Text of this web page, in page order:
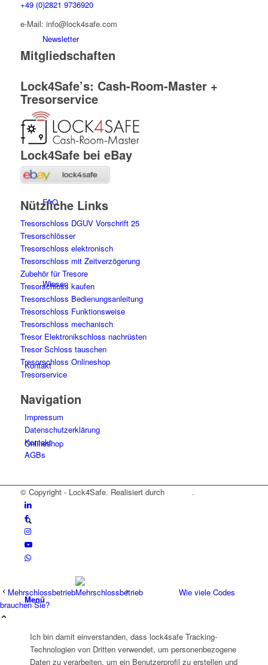
Newsletter
News
FAQ
Wissen
Kontakt
Onlineshop
Menü
+49 (0)2821 9736920
e-Mail: info@lock4safe.com
Mitgliedschaften
Lock4Safe’s: Cash-Room-Master +
Tresorservice
Lock4Safe bei eBay
Nützliche Links
Tresorschloss DGUV Vorschrift 25
Tresorschlösser
Tresorschloss elektronisch
Tresorschloss mit Zeitverzögerung
Zubehör für Tresore
Tresorschloss kaufen
Tresorschloss Bedienungsanleitung
Tresorschloss Funktionsweise
Tresorschloss mechanisch
Tresor Elektronikschloss nachrüsten
Tresor Schloss tauschen
Tresorschloss Onlineshop
Tresorservice
Navigation
Impressum
Datenschutzerklärung
Kontakt
AGBs
© Copyright - Lock4Safe. Realisiert durch .
Mehrschlossbetrieb
Wie viele Codes
brauchen Sie?
Ich bin damit einverstanden, dass lock4safe Tracking-
Technologien von Dritten verwendet, um personenbezogene
Daten zu verarbeiten, um ein Benutzerprofil zu erstellen und